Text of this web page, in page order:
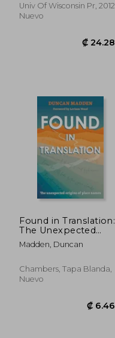
Univ Of Wisconsin Pr, 2012,
Nuevo
Found in Translation:
The Unexpected
Origins of Place
Names (en Inglés)
Madden, Duncan
Chambers, Tapa Blanda,
Nuevo